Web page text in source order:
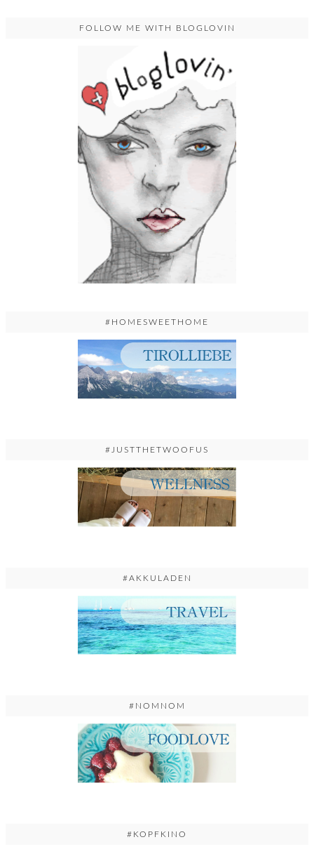
FOLLOW ME WITH BLOGLOVIN
#HOMESWEETHOME
#JUSTTHETWOOFUS
#AKKULADEN
#NOMNOM
#KOPFKINO